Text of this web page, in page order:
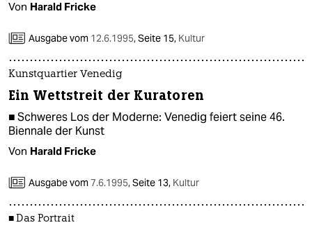
Von Harald Fricke
Ausgabe vom 12.6.1995,Seite 15, Kultur
Kunstquartier Venedig
Ein Wettstreit der Kuratoren
■ Schweres Los der Moderne: Venedig feiert seine 46.
Biennale der Kunst
Von Harald Fricke
Ausgabe vom7.6.1995,Seite 13, Kultur
■ Das Portrait